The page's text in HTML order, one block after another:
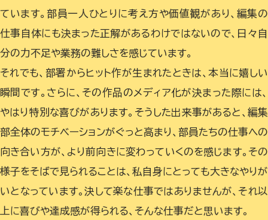
ています。部員一人ひとりに考え方や価値観があり、編集の
仕事自体にも決まった正解があるわけではないので、日々自
分の力不足や業務の難しさを感じています。
それでも、部署からヒット作が生まれたときは、本当に嬉しい
瞬間です。さらに、その作品のメディア化が決まった際には、
やはり特別な喜びがあります。そうした出来事があると、編集
部全体のモチベーションがぐっと高まり、部員たちの仕事への
向き合い方が、より前向きに変わっていくのを感じます。その
様子をそばで見られることは、私自身にとっても大きなやりが
いとなっています。決して楽な仕事ではありませんが、それ以
上に喜びや達成感が得られる、そんな仕事だと思います。